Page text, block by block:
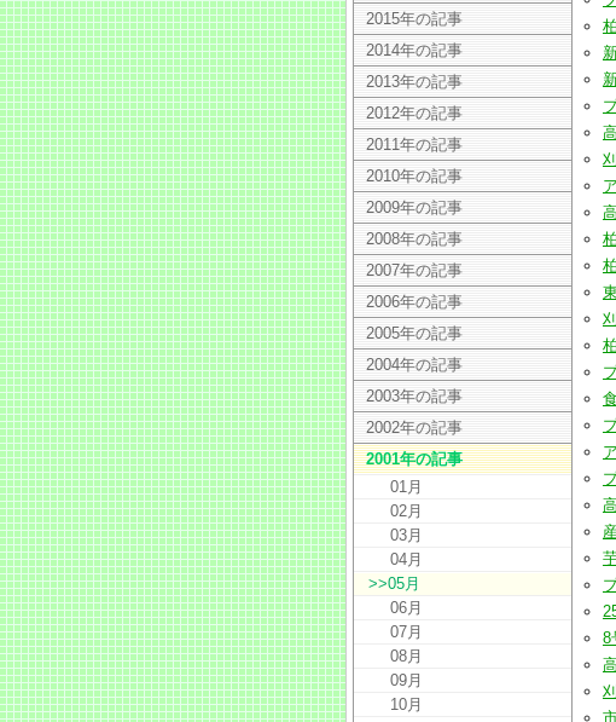
8
2015年の記事
2014年の記事
2013年の記事
2012年の記事
2011年の記事
2010年の記事
2009年の記事
2008年の記事
2007年の記事
2006年の記事
2005年の記事
2004年の記事
2003年の記事
2002年の記事
2001年の記事
01月
02月
03月
04月
>>05月
06月
07月
08月
09月
10月